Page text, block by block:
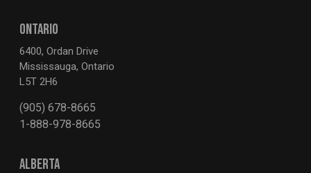
ONTARIO
6400, Ordan Drive
Mississauga, Ontario
L5T 2H6
(905) 678-8665
1-888-978-8665
ALBERTA